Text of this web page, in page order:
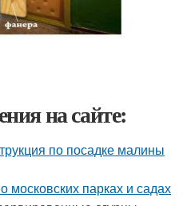
на сайте:
по посадке малины
московских парках и садах